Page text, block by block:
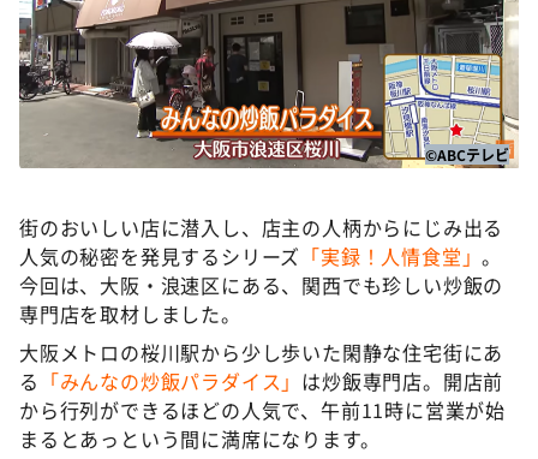
DAIGOも台所 ～きょうの献立 何にする？～
本日はダイアンなり！シーズン２
朝だ！生です旅サラダ
教えて！ニュースライブ 正義のミカタ
新婚さんいらっしゃい！
ポツンと一軒家
ザキ山小屋本館
ぺこぱのまるスポ
アナ回覧板
©ABCテレビ
街のおいしい店に潜入し、店主の人柄からにじみ出る
人気の秘密を発見するシリーズ 「実録！人情食堂」。
今回は、大阪・浪速区にある、関西でも珍しい炒飯の
専門店を取材しました。
大阪メトロの桜川駅から少し歩いた閑静な住宅街にあ
る 「みんなの炒飯パラダイス」 は炒飯専門店。開店前
から行列ができるほどの人気で、午前11時に営業が始
まるとあっという間に満席になります。